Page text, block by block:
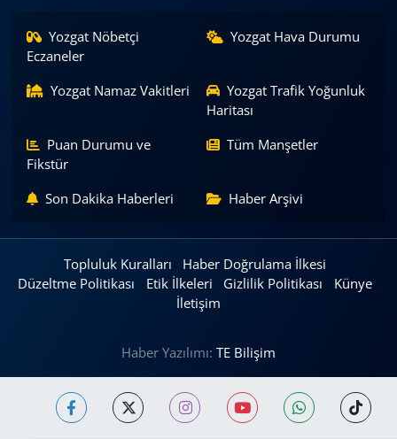
Yozgat Nöbetçi
Eczaneler
Yozgat Hava Durumu
Yozgat Namaz Vakitleri
Yozgat Trafik Yoğunluk
Haritası
Puan Durumu ve
Fikstür
Tüm Manşetler
Son Dakika Haberleri Haber Arşivi
Topluluk Kuralları
Haber Doğrulama İlkesi
Düzeltme Politikası
Etik İlkeleri Gizlilik Politikası
Künye
İletişim
Haber Yazılımı: TE Bilişim